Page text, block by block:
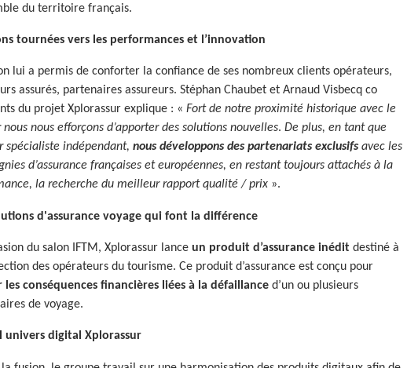
du territoire français.
tournées vers les performances et l’innovation
lui a permis de conforter la confiance de ses nombreux clients opérateurs,
assurés, partenaires assureurs. Stéphan Chaubet et Arnaud Visbecq co
du projet Xplorassur explique : « Fort de notre proximité historique avec le
nous nous efforçons d’apporter des solutions nouvelles. De plus, en tant que
spécialiste indépendant, nous développons des partenariats exclusifsavec les
d’assurance françaises et européennes, en restant toujours attachés à la
la recherche du meilleur rapport qualité / prix».
d'assurance voyage qui font la différence
du salon IFTM, Xplorassur lance un produit d’assurance inéditdestiné à
des opérateurs du tourisme. Ce produit d’assurance est conçu pour
les conséquences financières liées à la défaillance d’un ou plusieurs
de voyage.
univers digital Xplorassur